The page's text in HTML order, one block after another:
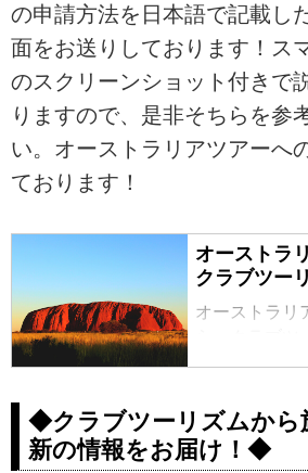
の申請方法を日本語で記載し
面をお送りしております！ス
のスクリーンショット付きで
りますので、是非そちらを参
い。オーストラリアツアーへ
ております！
オーストラ
クラブツー
オーストラリ
ニー・ケアン
トなどの観光
ーストラリア
◆クラブツーリズムから
新の情報をお届け！◆